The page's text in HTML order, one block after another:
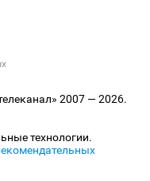
2007 — 2026.
технологии.